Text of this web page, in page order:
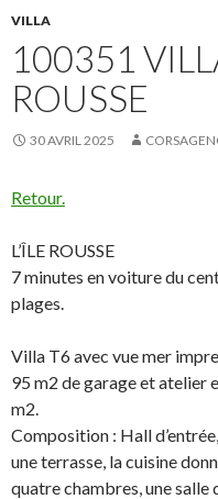
VILLA
100351
ROUSSE
30 AVRIL 2025
Retour.
L’ÎLE ROUSSE
7 minutes en voiture du
plages.
Villa T6 avec vue mer
95 m2 de garage et atelier
m2.
Composition : Hall
une terrasse, la cuisine
quatre chambres, une salle